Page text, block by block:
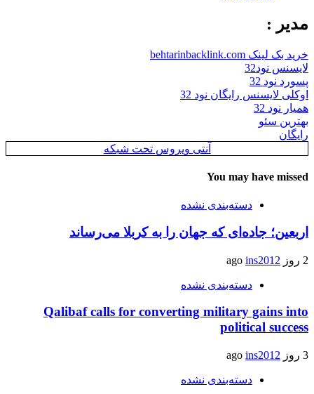
مدیر :
خرید بک لینک behtarinbacklink.com
لایسنس نود32
پسورد نود 32
اوکلی لایسنس رایگان نود 32
همیار نود 32
بهترین سئو
رایگان
آنتی ویروس تحت شبکه
You may have missed
دسته‌بندی نشده
اربعین؛ جاده‌ای که جهان را به کربلا می‌رساند
2 روز ago ins2012
دسته‌بندی نشده
Qalibaf calls for converting military gains into
political success
3 روز ago ins2012
دسته‌بندی نشده